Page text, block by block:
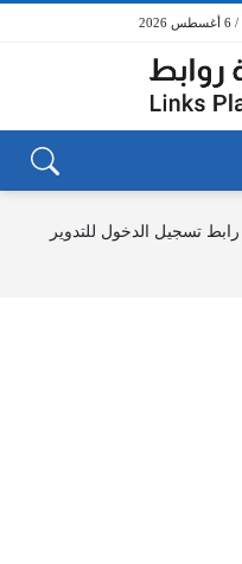
رابط تسجيل الدخول للتدوير